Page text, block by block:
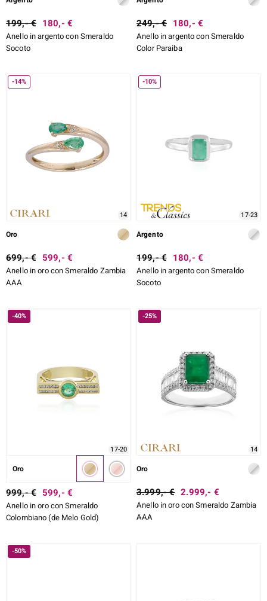
199,- € 180,- €
Anello in argento con Smeraldo
Socoto
249,- € 180,- €
Anello in argento con Smeraldo
Color Paraiba
-14%
14
Oro
699,- € 599,- €
Anello in oro con Smeraldo Zambia
AAA
-10%
17-23
Argento
199,- € 180,- €
Anello in argento con Smeraldo
Socoto
-40%
17-20
Oro
999,- € 599,- €
Anello in oro con Smeraldo
Colombiano (de Melo Gold)
-25%
14
Oro
3.999,- € 2.999,- €
Anello in oro con Smeraldo Zambia
AAA
-50%